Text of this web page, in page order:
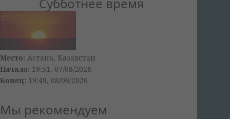
Субботнее время
Место: Астана, Казахстан
Начало: 19:51, 07/08/2026
Конец: 19:49, 08/08/2026
Мы рекомендуем